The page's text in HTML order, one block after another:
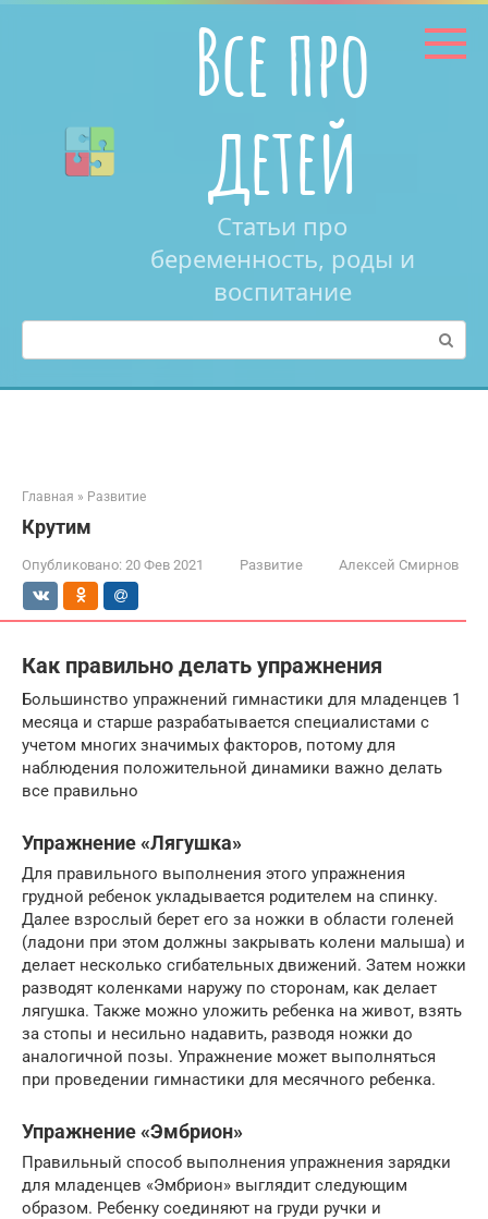
Перейти
Все про
детей
Статьи про
беременность, роды и
воспитание
Поиск:
Главная » Развитие
Крутим
Опубликовано: 20 Фев 2021 Развитие Алексей Смирнов
Как правильно делать упражнения
Большинство упражнений гимнастики для младенцев 1
месяца и старше разрабатывается специалистами с
учетом многих значимых факторов, потому для
наблюдения положительной динамики важно делать
все правильно
Упражнение «Лягушка»
Для правильного выполнения этого упражнения
грудной ребенок укладывается родителем на спинку.
Далее взрослый берет его за ножки в области голеней
(ладони при этом должны закрывать колени малыша) и
делает несколько сгибательных движений. Затем ножки
разводят коленками наружу по сторонам, как делает
лягушка. Также можно уложить ребенка на живот, взять
за стопы и несильно надавить, разводя ножки до
аналогичной позы. Упражнение может выполняться
при проведении гимнастики для месячного ребенка.
Упражнение «Эмбрион»
Правильный способ выполнения упражнения зарядки
для младенцев «Эмбрион» выглядит следующим
образом. Ребенку соединяют на груди ручки и